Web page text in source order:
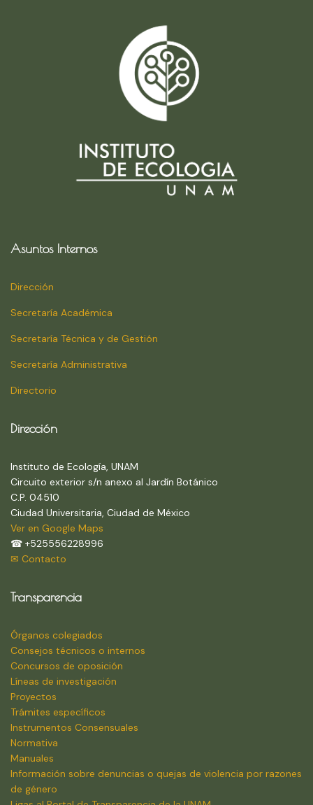
Asuntos Internos
Dirección
Secretaría Académica
Secretaría Técnica y de Gestión
Secretaría Administrativa
Directorio
Dirección
Instituto de Ecología, UNAM
Circuito exterior s/n anexo al Jardín Botánico
C.P. 04510
Ciudad Universitaria, Ciudad de México
Ver en Google Maps
☎ +525556228996
✉ Contacto
Transparencia
Órganos colegiados
Consejos técnicos o internos
Concursos de oposición
Líneas de investigación
Proyectos
Trámites específicos
Instrumentos Consensuales
Normativa
Manuales
Información sobre denuncias o quejas de violencia por razones
de género